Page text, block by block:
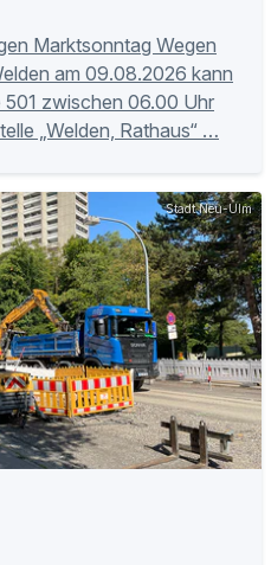
Marktsonntag Wegen
am 09.08.2026 kann
501 zwischen 06.00 Uhr
„Welden, Rathaus“ …
Stadt Neu-Ulm